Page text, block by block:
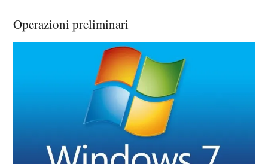
Operazioni preliminari